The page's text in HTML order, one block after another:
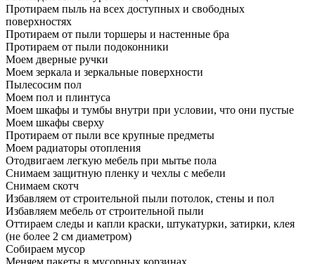
Протираем пыль на всех доступных и свободных
поверхностях
Протираем от пыли торшеры и настенные бра
Протираем от пыли подоконники
Моем дверные ручки
Моем зеркала и зеркальные поверхности
Пылесосим пол
Моем пол и плинтуса
Моем шкафы и тумбы внутри при условии, что они пустые
Моем шкафы сверху
Протираем от пыли все крупные предметы
Моем радиаторы отопления
Отодвигаем легкую мебель при мытье пола
Снимаем защитную пленку и чехлы с мебели
Снимаем скотч
Избавляем от строительной пыли потолок, стены и пол
Избавляем мебель от строительной пыли
Оттираем следы и капли краски, штукатурки, затирки, клея
(не более 2 см диаметром)
Собираем мусор
Меняем пакеты в мусорных корзинах